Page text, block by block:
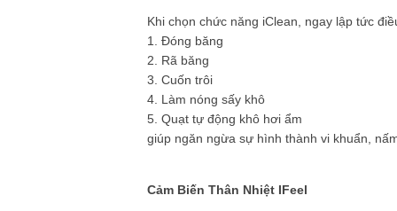
Khi chọn chức năng iClean, ngay lập tức
1. Đóng băng
2. Rã băng
3. Cuốn trôi
4. Làm nóng sấy khô
5. Quạt tự động khô hơi ẩm
giúp ngăn ngừa sự hình thành vi khuẩn,
Cảm Biến Thân Nhiệt IFeel